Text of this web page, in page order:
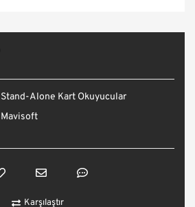
Stand-Alone Kart Okuyucular
Mavisoft
Karşılaştır